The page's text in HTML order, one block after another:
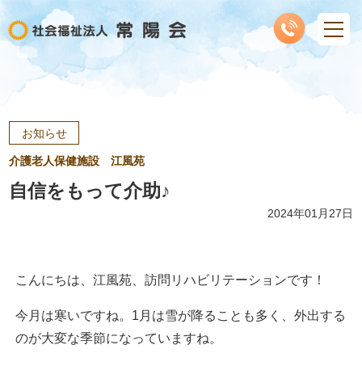
お知らせ
介護老人保健施設 江風苑
自信をもって介助♪
2024年01月27日
こんにちは、江風苑、訪問リハビリテーションです！
今月は寒いですね。1月は雪が降ることも多く、外出する
のが大変な季節になっていますね。